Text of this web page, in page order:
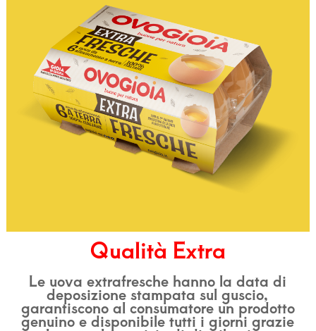
Qualità Extra
Le uova extrafresche hanno la data di
deposizione stampata sul guscio,
garantiscono al consumatore un prodotto
genuino e disponibile tutti i giorni grazie